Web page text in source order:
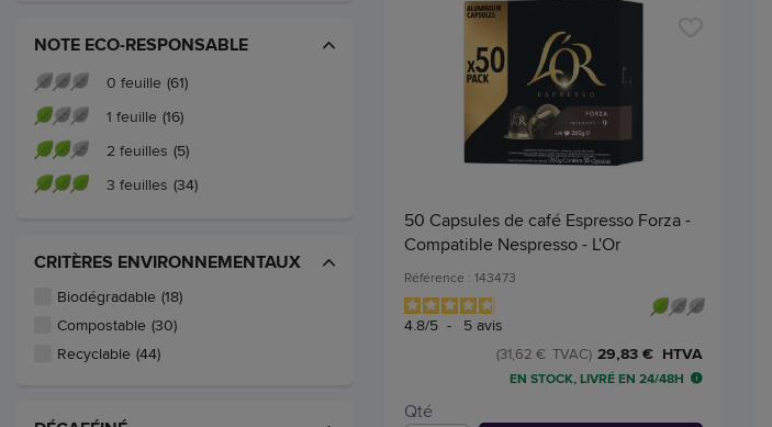
NOTE ECO-RESPONSABLE
0 feuille (61)
1 feuille (16)
2 feuilles (5)
3 feuilles (34)
CRITÈRES ENVIRONNEMENTAUX
Biodégradable (18)
Compostable (30)
Recyclable (44)
50 Capsules de café Espresso Forza -
Compatible Nespresso - L'Or
Référence : 143473
4.8/5 - 5 avis
29,83 € HTVA
(31,62 € TVAC)
EN STOCK, LIVRÉ EN 24/48H
Qté